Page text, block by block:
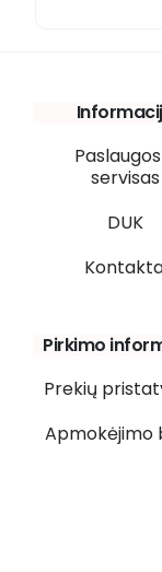
servisas
DUK
Pirkimo
Prekių
Apmokėjimo